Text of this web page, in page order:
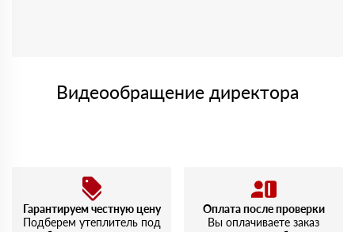
Видеообращение директора
Гарантируем честную цену
Подберем утеплитель под
Оплата после проверки
Вы оплачиваете заказ